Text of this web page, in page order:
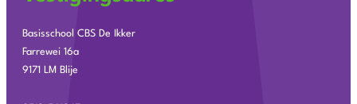
Basisschool CBS De Ikker
Farrewei 16a
9171 LM Blije